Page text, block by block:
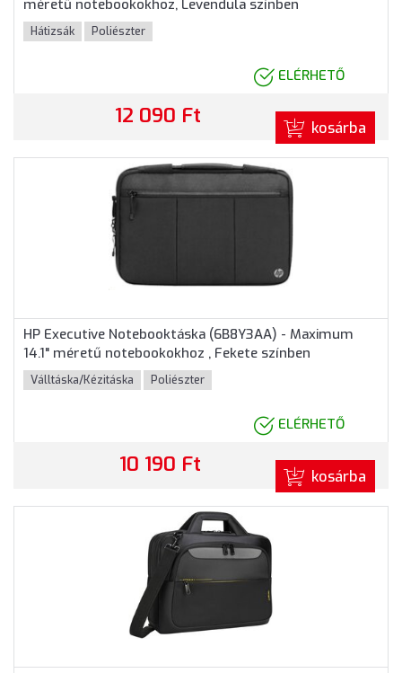
méretű notebookokhoz, Levendula színben
Hátizsák Poliészter
ELÉRHETŐ
12 090 Ft kosárba
HP Executive Notebooktáska (6B8Y3AA) - Maximum
14.1" méretű notebookokhoz , Fekete színben
Válltáska/Kézitáska Poliészter
ELÉRHETŐ
10 190 Ft kosárba